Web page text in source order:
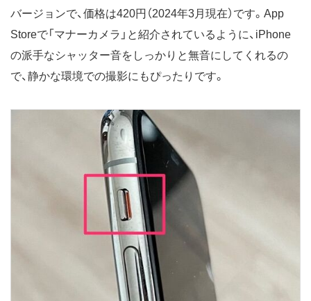
バージョンで、価格は420円（2024年3月現在）です。App
Storeで「マナーカメラ」と紹介されているように、iPhone
の派手なシャッター音をしっかりと無音にしてくれるの
で、静かな環境での撮影にもぴったりです。